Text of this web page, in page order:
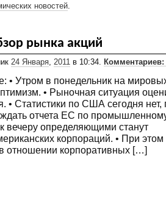
новостей
рынка акций
24 Января 2011 в 10:34. Комментариев:
• Утром в понедельник на
• Рыночная ситуация
• Статистики по США сегодня нет,
отчета ЕС по
вечеру определяющими станут
корпораций. • При этом
отношении корпоративных […]